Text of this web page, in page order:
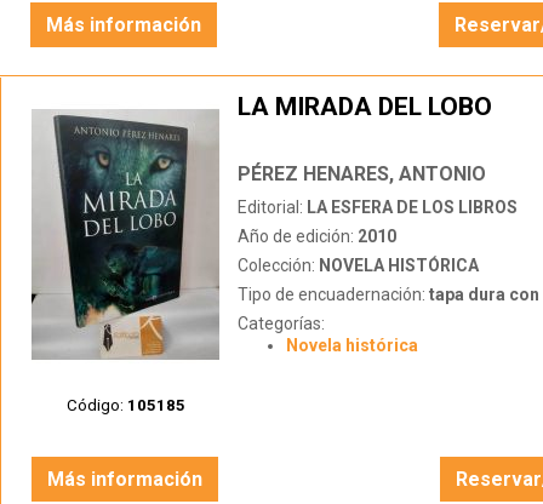
Más información
Código: 105185
LA MIRADA DEL LOBO
PÉREZ HENARES, ANTONIO
Editorial: LA ESFERA DE LOS LIBROS
Año de edición: 2010
Colección: NOVELA HISTÓRICA
Tipo de encuadernación: tapa dura con
Categorías:
Novela histórica
Más información